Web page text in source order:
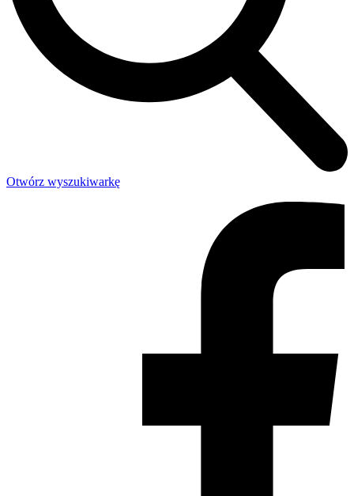
Otwórz wyszukiwarkę